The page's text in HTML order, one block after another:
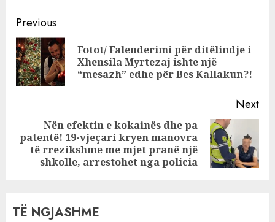
Continue
Reading
Previous
Fotot/ Falenderimi për ditëlindje i
Xhensila Myrtezaj ishte një
“mesazh” edhe për Bes Kallakun?!
Next
Next
post:
Nën efektin e kokainës dhe pa
patentë! 19-vjeçari kryen manovra
të rrezikshme me mjet pranë një
shkolle, arrestohet nga policia
TË NGJASHME